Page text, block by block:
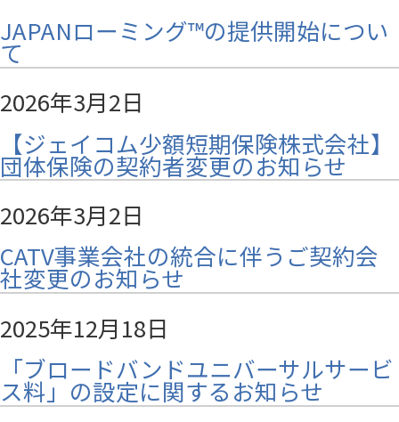
JAPANローミング™の提供開始につい
て
2026年3月2日
【ジェイコム少額短期保険株式会社】
団体保険の契約者変更のお知らせ
2026年3月2日
CATV事業会社の統合に伴うご契約会
社変更のお知らせ
2025年12月18日
「ブロードバンドユニバーサルサービ
ス料」の設定に関するお知らせ